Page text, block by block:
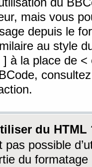
mais vous
depuis le
au style
à la place de <
du HTML
pas possible
du